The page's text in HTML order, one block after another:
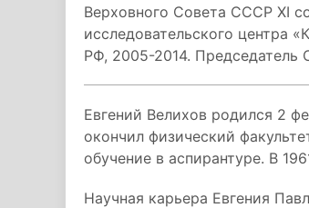
Верховного Совета СССР XI
исследовательского центра
РФ, 2005-2014. Председатель
Евгений Велихов родился 2
окончил физический
обучение в аспирантуре. В
Научная карьера Евгения